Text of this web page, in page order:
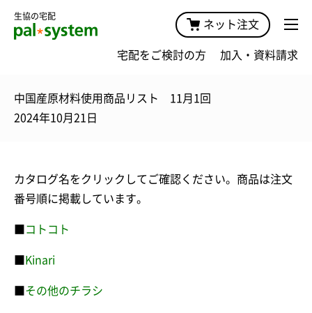
生協の宅配
ネット注文
宅配をご検討の方 加入・資料請求
中国産原材料使用商品リスト 11月1回
2024年10月21日
カタログ名をクリックしてご確認ください。商品は注文
番号順に掲載しています。
コトコト
Kinari
その他のチラシ